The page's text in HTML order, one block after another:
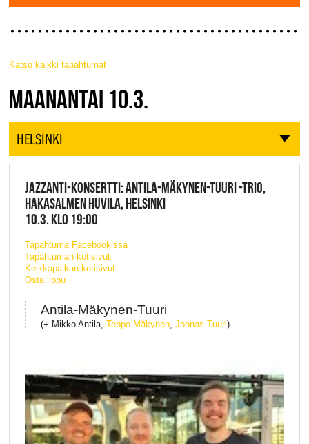
Katso kaikki tapahtumat
JAZZ FINLAND LIVE
MAANANTAI 10.3.
HELSINKI
JAZZANTI-KONSERTTI: ANTILA-MÄKYNEN-TUURI -TRIO,
HAKASALMEN HUVILA, HELSINKI
10.3. KLO 19:00
Tapahtuma Facebookissa
Tapahtuman kotisivut
Keikkapaikan kotisivut
Osta lippu
Antila-Mäkynen-Tuuri
(+ Mikko Antila, Teppo Mäkynen, Joonas Tuuri)